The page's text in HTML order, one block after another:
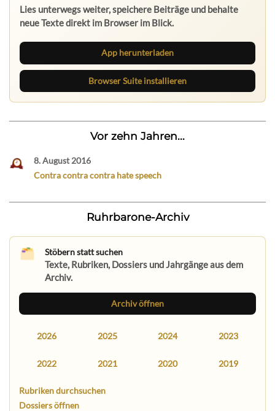
Lies unterwegs weiter, speichere Beiträge und behalte
neue Texte direkt im Browser im Blick.
App herunterladen
Browser Suite installieren
Vor zehn Jahren...
8. August 2016
Contra contra contra hate speech
Ruhrbarone-Archiv
Stöbern statt suchen
Texte, Rubriken, Dossiers und Jahrgänge aus dem
Archiv.
Archiv öffnen
2026 2025 2024 2023
2022 2021 2020 2019
Rubriken durchsuchen
Dossiers öffnen